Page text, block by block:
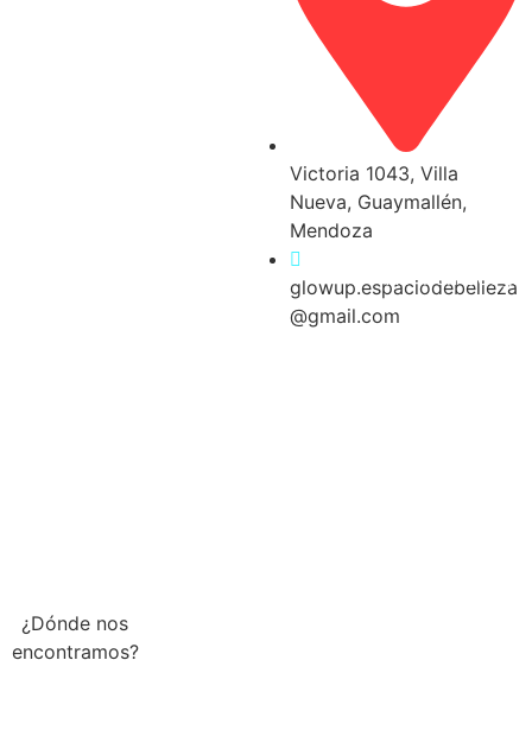
Victoria 1043, Villa
Nueva, Guaymallén,
Mendoza
glowup.espaciodebelleza
@gmail.com
¿Dónde nos
encontramos?
Abrir en Google